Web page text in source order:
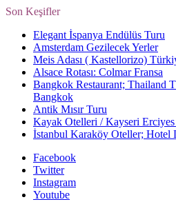
Son Keşifler
Elegant İspanya Endülüs Turu
Amsterdam Gezilecek Yerler
Meis Adası ( Kastellorizo)
Alsace Rotası: Colmar Fransa
Bangkok Restaurant; Thailand
Bangkok
Antik Mısır Turu
Kayak Otelleri / Kayseri
İstanbul Karaköy Oteller; Hotel
Facebook
Twitter
Instagram
Youtube